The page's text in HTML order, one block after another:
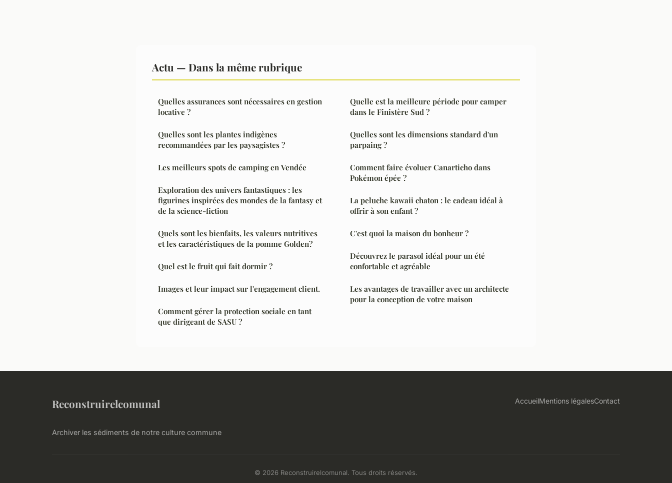
Actu — Dans la même rubrique
Quelles assurances sont nécessaires en gestion
locative ?
Quelles sont les plantes indigènes
recommandées par les paysagistes ?
Les meilleurs spots de camping en Vendée
Exploration des univers fantastiques : les
figurines inspirées des mondes de la fantasy et
de la science-fiction
Quels sont les bienfaits, les valeurs nutritives
et les caractéristiques de la pomme Golden?
Quel est le fruit qui fait dormir ?
Images et leur impact sur l'engagement client.
Comment gérer la protection sociale en tant
que dirigeant de SASU ?
Quelle est la meilleure période pour camper
dans le Finistère Sud ?
Quelles sont les dimensions standard d'un
parpaing ?
Comment faire évoluer Canarticho dans
Pokémon épée ?
La peluche kawaii chaton : le cadeau idéal à
offrir à son enfant ?
C'est quoi la maison du bonheur ?
Découvrez le parasol idéal pour un été
confortable et agréable
Les avantages de travailler avec un architecte
pour la conception de votre maison
Reconstruirelcomunal
Archiver les sédiments de notre culture commune
AccueilMentions légalesContact
© 2026 Reconstruirelcomunal. Tous droits réservés.